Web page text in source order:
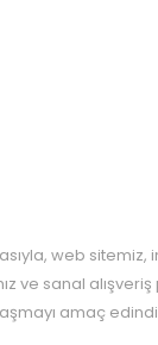
web sitemiz,
ve sanal
amaç